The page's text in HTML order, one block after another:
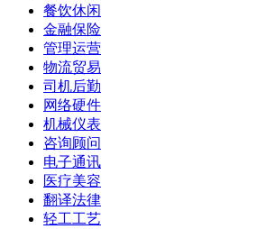
餐饮休闲
金融保险
管理运营
物流贸易
司机后勤
网络硬件
机械仪表
咨询顾问
电子通讯
医疗美容
翻译法律
轻工工艺